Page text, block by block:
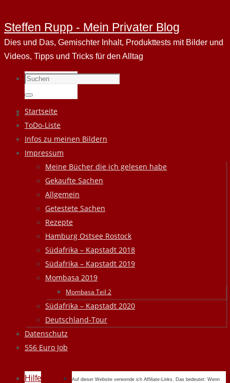
Steffen Rupp - Mein Privater Blog
Dies und Das, Gemischter Inhalt, Produkttests mit Bilder und
Videos, Tipps und Tricks für den Alltag
Suchen
nach:
Suchen
Zum
Inhalt
springen
Startseite
ToDo-Liste
Infos zu meinen Bildern
Impressum
Meine Bücher die ich gelesen habe
Gekaufte Sachen
Allgemein
Getestete Sachen
Rezepte
Hamburg Ostsee Rostock
Südafrika – Kapstadt 2018
Südafrika – Kapstadt 2019
Mombasa 2019
Mombasa Teil 2
Südafrika – Kapstadt 2020
Deutschland-Tour
Datenschutz
556 Euro Job
Hilfe
Auf dieser Website verwende ich Affiliate-Links. Das bedeutet: Wenn